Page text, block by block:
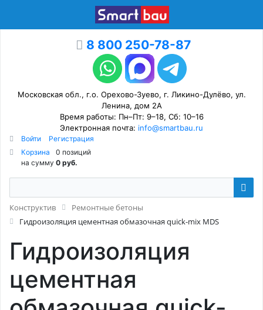
8 800 250-78-87
Московская обл., г.о. Орехово-Зуево, г. Ликино-Дулёво, ул.
Ленина, дом 2А
Время работы: Пн–Пт: 9–18, Сб: 10–16
Электронная почта: info@smartbau.ru
Войти
Регистрация
Корзина
0 позиций
на сумму 0 руб.
Конструктив
Ремонтные бетоны
Гидроизоляция цементная обмазочная quick-mix MDS
Гидроизоляция
цементная